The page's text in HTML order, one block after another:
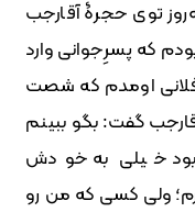
توی حجرۀ آقارجب
که پسرِجوانی وارد
اومدم که شصت
گفت: بگو ببینم
خیلی به خودش
ولی کسی که من رو